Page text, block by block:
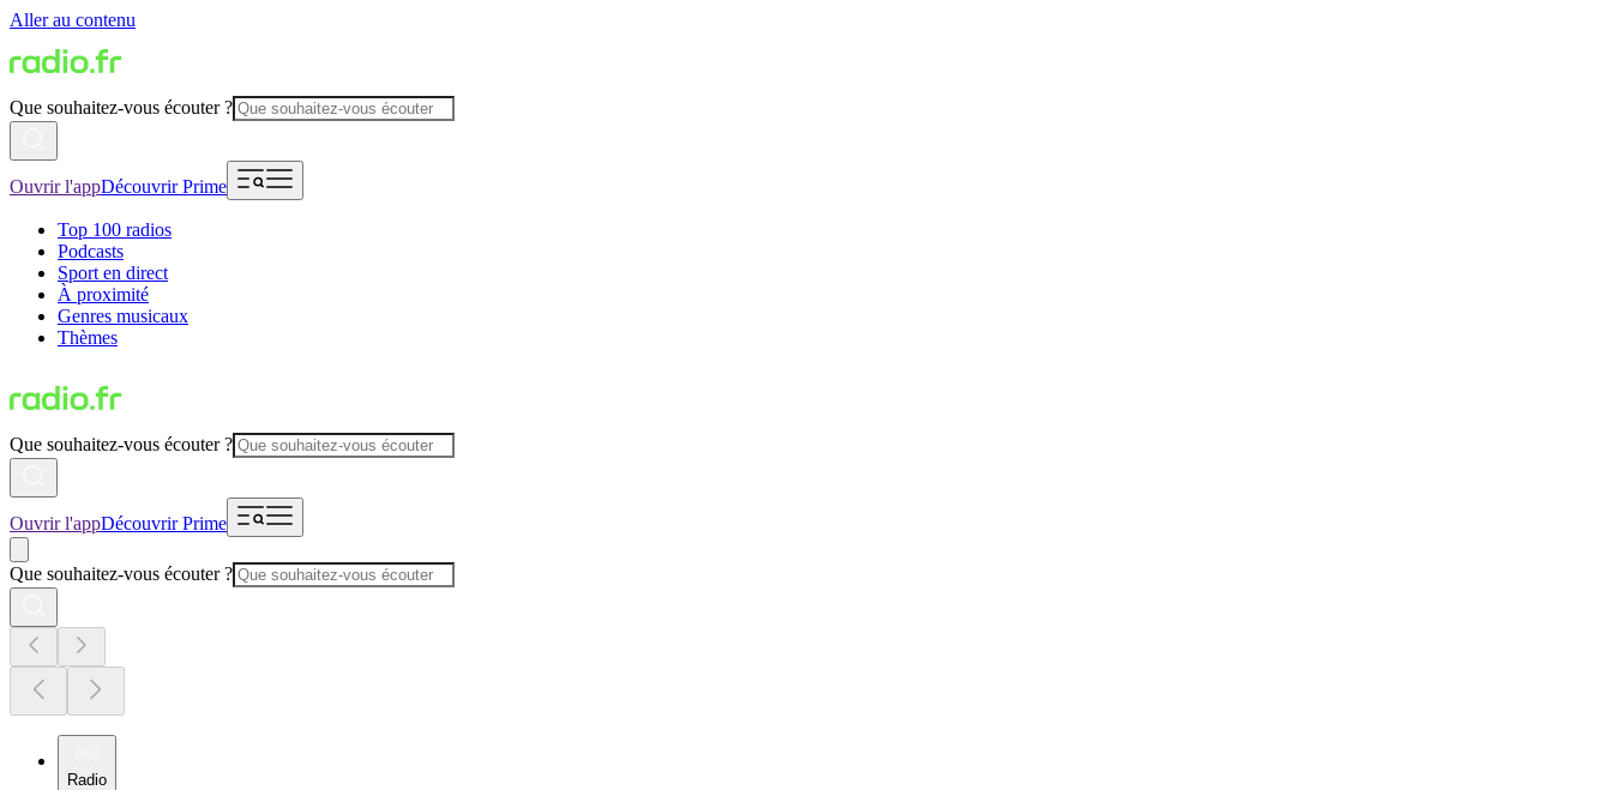
Aller au contenu
Que souhaitez-vous écouter ?
Ouvrir l'appDécouvrir Prime
Top 100 radios
Podcasts
Sport en direct
À proximité
Genres musicaux
Thèmes
Que souhaitez-vous écouter ?
Ouvrir l'appDécouvrir Prime
Que souhaitez-vous écouter ?
Radio